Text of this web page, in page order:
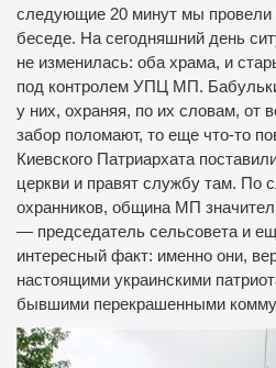
следующие 20 минут мы провели
беседе. На сегодняшний день
не изменилась: оба храма, и
под контролем УПЦ МП.
у них, охраняя, по их словам,
забор поломают, то еще что-то
Киевского Патриархата
церкви и правят службу там. По
охранников, община МП
— председатель сельсовета и
интересный факт: именно они,
настоящими украинскими
бывшими перекрашенными